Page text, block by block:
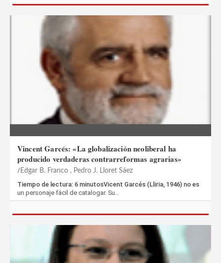
Vincent Garcés: «La globalización neoliberal ha
producido verdaderas contrarreformas agrarias»
Edgar B. Franco , Pedro J. Lloret Sáez
Tiempo de lectura: 6 minutosVicent Garcés (Lliria, 1946) no es
un personaje fácil de catalogar. Su…